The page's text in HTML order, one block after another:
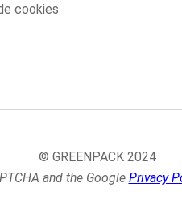
cookies
© GREENPACK 2024
and the Google Privacy